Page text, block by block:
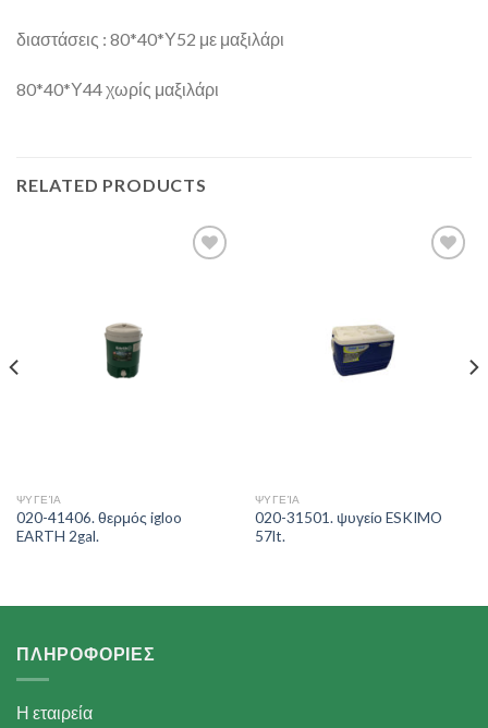
διαστάσεις : 80*40*Υ52 με μαξιλάρι
80*40*Υ44 χωρίς μαξιλάρι
RELATED PRODUCTS
ΨΥΓΕΊΑ
020-41406. θερμός igloo
EARTH 2gal.
ΨΥΓΕΊΑ
020-31501. ψυγείο ESKIMO
57lt.
ΠΛΗΡΟΦΟΡΙΕΣ
Η εταιρεία